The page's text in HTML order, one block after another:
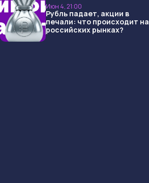
Июн 4, 21:00
Рубль падает, акции в
печали: что происходит на
российских рынках?